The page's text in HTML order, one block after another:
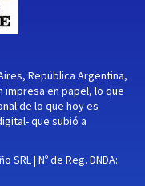
República Argentina,
impresa en papel, lo que
de lo que hoy es
que subió a
SRL | Nº de Reg. DNDA: